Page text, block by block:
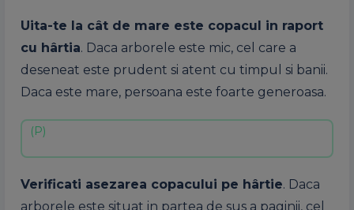
Uita-te la cât de mare este copacul in raport
cu hârtia. Daca arborele este mic, cel care a
deseneat este prudent si atent cu timpul si banii.
Daca este mare, persoana este foarte generoasa.
Verificati asezarea copacului pe hârtie. Daca
arborele este situat in partea de sus a paginii, cel